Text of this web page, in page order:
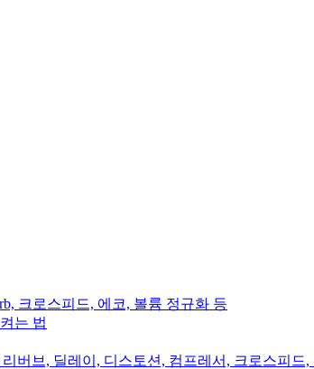
크로스피드, 에코, 볼륨 정규화 등
는 법
버브, 딜레이, 디스토션, 컴프레서, 크로스피드